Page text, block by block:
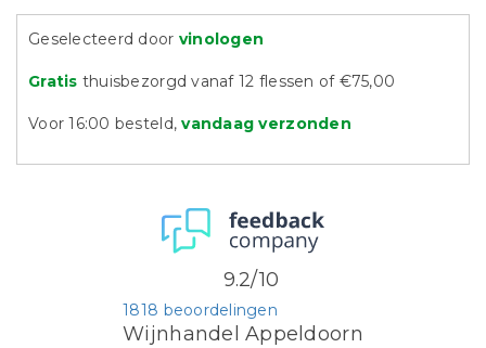
Geselecteerd door vinologen
Gratis thuisbezorgd vanaf 12 flessen of €75,00
Voor 16:00 besteld,vandaag verzonden
Wijnhandel Appeldoorn
1818 beoordelingen
9.2/10